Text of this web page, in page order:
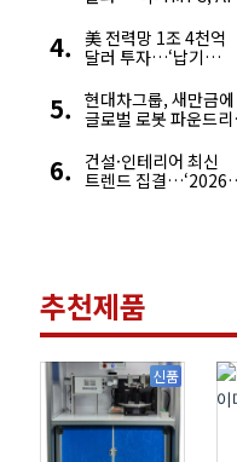
4위 맹추격
美 전력망 1조 4천억
달러 투자…‘납기
전력기자재 수출 호조
현대차그룹, 새만금에
글로벌 로봇 파운드리
건설·인테리어 최신
트렌드 집결…‘2026
추천제품
신품